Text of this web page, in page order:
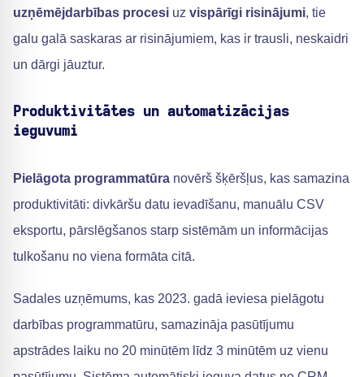
uzņēmējdarbības procesi uz vispārīgi risinājumi, tie
galu galā saskaras ar risinājumiem, kas ir trausli, neskaidri
un dārgi jāuztur.
Produktivitātes un automatizācijas
ieguvumi
Pielāgota programmatūra novērš šķēršļus, kas samazina
produktivitāti: divkāršu datu ievadīšanu, manuālu CSV
eksportu, pārslēgšanos starp sistēmām un informācijas
tulkošanu no viena formāta citā.
Sadales uzņēmums, kas 2023. gadā ieviesa pielāgotu
darbības programmatūru, samazināja pasūtījumu
apstrādes laiku no 20 minūtēm līdz 3 minūtēm uz vienu